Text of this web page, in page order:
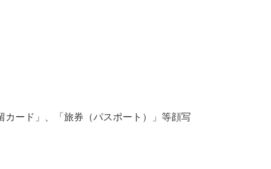
ード」、「旅券（パスポート）」等顔写